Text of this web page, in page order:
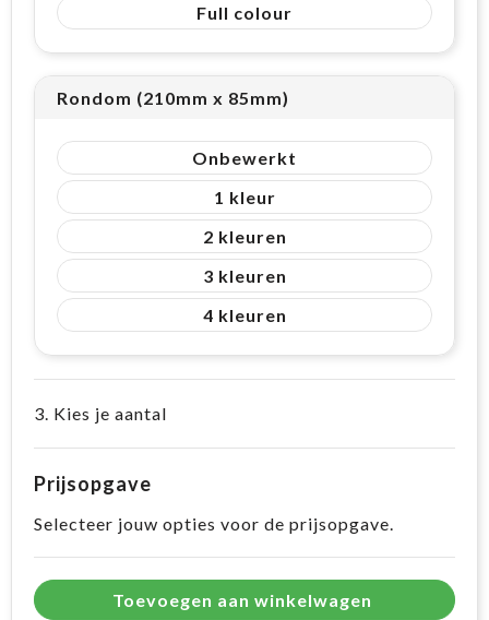
Full colour
Rondom (210mm x 85mm)
Onbewerkt
1
2
3
4
3. Kies je aantal
Prijsopgave
Selecteer jouw opties voor de prijsopgave.
Toevoegen aan winkelwagen